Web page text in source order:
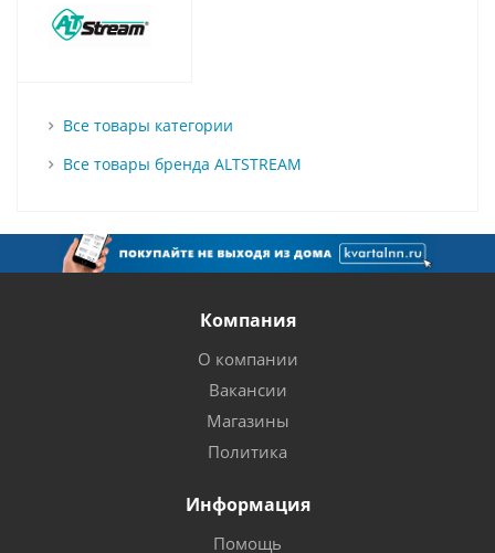
Все товары категории
Все товары бренда ALTSTREAM
Компания
О компании
Вакансии
Магазины
Политика
Информация
Помощь